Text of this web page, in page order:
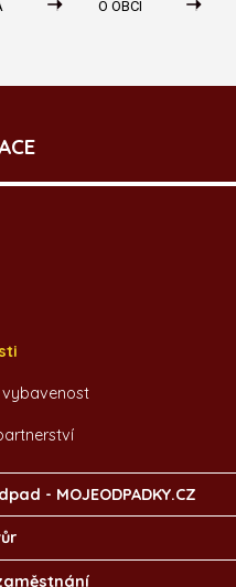
O OBCI
- MOJEODPADKY.CZ